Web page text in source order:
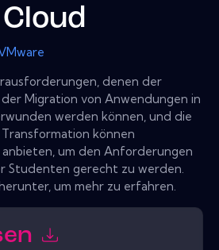
denen der
Migration von Anwendungen in
werden können, und die
können
um den Anforderungen
Studenten gerecht zu werden.
um mehr zu erfahren.